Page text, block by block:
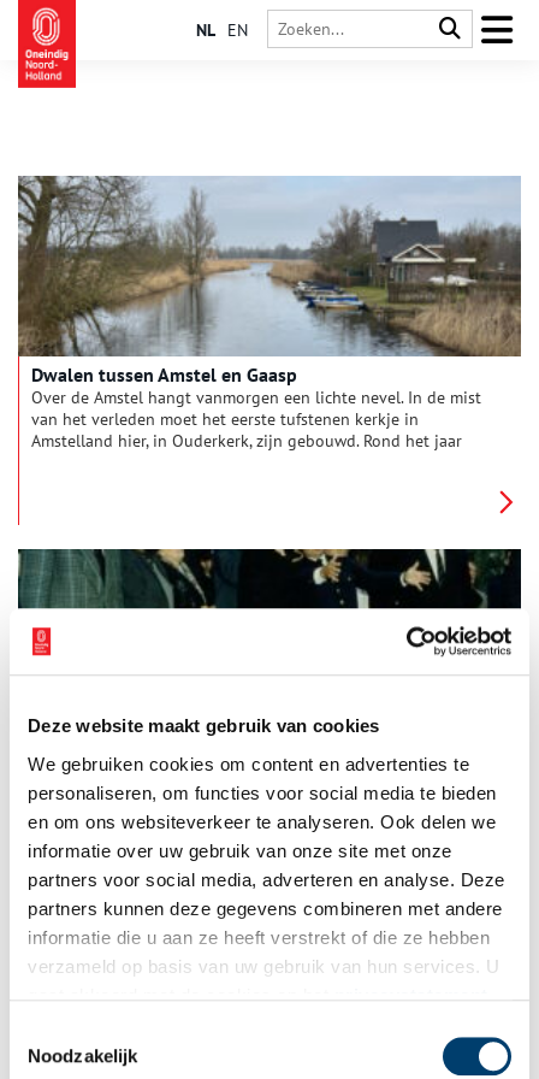
Deze website maakt gebruik van cookies
We gebruiken cookies om content en advertenties te
personaliseren, om functies voor social media te bieden
en om ons websiteverkeer te analyseren. Ook delen we
informatie over uw gebruik van onze site met onze
partners voor social media, adverteren en analyse. Deze
partners kunnen deze gegevens combineren met andere
informatie die u aan ze heeft verstrekt of die ze hebben
verzameld op basis van uw gebruik van hun services. U
Noodzakelijk
NL EN
Dwalen tussen Amstel en Gaasp
Over de Amstel hangt vanmorgen een lichte nevel. In de mist
van het verleden moet het eerste tufstenen kerkje in
Amstelland hier, in Ouderkerk, zijn gebouwd. Rond het jaar
Op 4 oktober 2022 is het precies dertig jaar geleden dat in de
Amsterdamse Bijlmermeer een vrachtvliegtuig op twee flats
neerstortte. Twee exposities van het Amsterdam Museum en
Imagine IC blikken daarop terug.